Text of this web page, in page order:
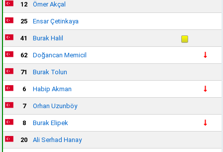
12 Ömer Akçal
25 Ensar Çetinkaya
41 Burak Halil
62 Doğancan Memicil
71 Burak Tolun
6 Habip Akman
7 Orhan Uzunböy
8 Burak Elipek
20 Ali Serhad Hanay